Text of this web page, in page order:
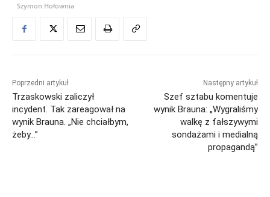
Szymon Hołownia
Poprzedni artykuł
Trzaskowski zaliczył
incydent. Tak zareagował na
wynik Brauna. „Nie chciałbym,
żeby…”
Następny artykuł
Szef sztabu komentuje
wynik Brauna: „Wygraliśmy
walkę z fałszywymi
sondażami i medialną
propagandą”